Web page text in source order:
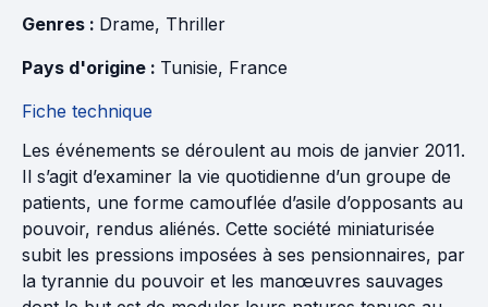
Genres : Drame, Thriller
Pays d'origine : Tunisie, France
Fiche technique
Les événements se déroulent au mois de janvier 2011.
Il s’agit d’examiner la vie quotidienne d’un groupe de
patients, une forme camouflée d’asile d’opposants au
pouvoir, rendus aliénés. Cette société miniaturisée
subit les pressions imposées à ses pensionnaires, par
la tyrannie du pouvoir et les manœuvres sauvages